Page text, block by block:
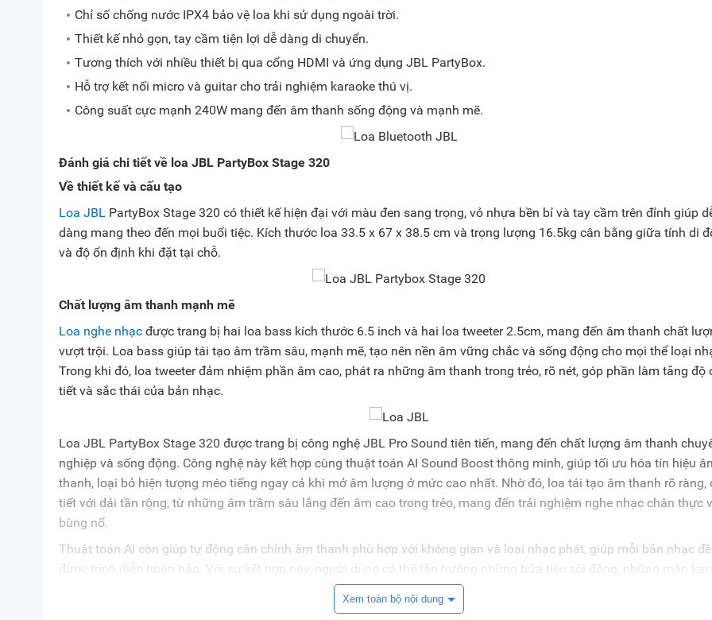
Chỉ số chống nước IPX4 bảo vệ loa khi sử dụng ngoài trời.
Thiết kế nhỏ gọn, tay cầm tiện lợi dễ dàng di chuyển.
Tương thích với nhiều thiết bị qua cổng HDMI và ứng dụng JBL PartyBox.
Hỗ trợ kết nối micro và guitar cho trải nghiệm karaoke thú vị.
Công suất cực mạnh 240W mang đến âm thanh sống động và mạnh mẽ.
Đánh giá chi tiết về loa JBL PartyBox Stage 320
Về thiết kế và cấu tạo
Loa JBL PartyBox Stage 320 có thiết kế hiện đại với màu đen sang trọng, vỏ nhựa bền bỉ và tay cầm trên đỉnh giúp
dàng mang theo đến mọi buổi tiệc. Kích thước loa 33.5 x 67 x 38.5 cm và trọng lượng 16.5kg cân bằng giữa tính di
và độ ổn định khi đặt tại chỗ.
Chất lượng âm thanh mạnh mẽ
Loa nghe nhạc được trang bị hai loa bass kích thước 6.5 inch và hai loa tweeter 2.5cm, mang đến âm thanh chất
vượt trội. Loa bass giúp tái tạo âm trầm sâu, mạnh mẽ, tạo nên nền âm vững chắc và sống động cho mọi thể loại
Trong khi đó, loa tweeter đảm nhiệm phần âm cao, phát ra những âm thanh trong trẻo, rõ nét, góp phần làm tăng độ
tiết và sắc thái của bản nhạc.
Loa JBL PartyBox Stage 320 được trang bị công nghệ JBL Pro Sound tiên tiến, mang đến chất lượng âm thanh
nghiệp và sống động. Công nghệ này kết hợp cùng thuật toán AI Sound Boost thông minh, giúp tối ưu hóa tín hiệu
thanh, loại bỏ hiện tượng méo tiếng ngay cả khi mở âm lượng ở mức cao nhất. Nhờ đó, loa tái tạo âm thanh rõ ràng,
tiết với dải tần rộng, từ những âm trầm sâu lắng đến âm cao trong trẻo, mang đến trải nghiệm nghe nhạc chân thực
bùng nổ.
Thuật toán AI còn giúp tự động cân chỉnh âm thanh phù hợp với không gian và loại nhạc phát, giúp mỗi bản nhạc
được trình diễn hoàn hảo. Với sự kết hợp này, người dùng có thể tận hưởng những bữa tiệc sôi động, những màn
hay các buổi trình diễn ngoài trời đầy ấn tượng, đảm bảo mọi âm thanh luôn sống động và cuốn hút.
Xem toàn bộ nội dung